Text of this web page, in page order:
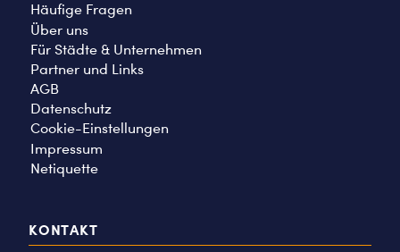
Häufige Fragen
Über uns
Für Städte & Unternehmen
Partner und Links
AGB
Datenschutz
Cookie-Einstellungen
Impressum
Netiquette
KONTAKT